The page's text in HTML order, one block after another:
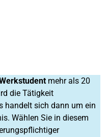
mehr als 20
die Tätigkeit
handelt sich dann um ein
Wählen Sie in diesem